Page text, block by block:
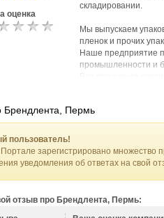
оценка
складировании.
Мы выпускаем
пленок и прочих
Наше предприятие
промышленности и
• Клейкая лента с
• Клейкая промо-
• Малярная клейкая
• Термостойкая
• Двусторонняя
• Двусторонняя
• Двусторонняя
Брендлента, Пермь
пользователь!
зарегистрировано множество
уведомления об ответах на свой
отзыв про Брендлента, Пермь: